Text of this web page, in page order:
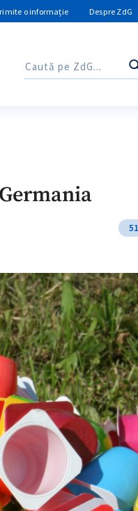
o informație Despre ZdG